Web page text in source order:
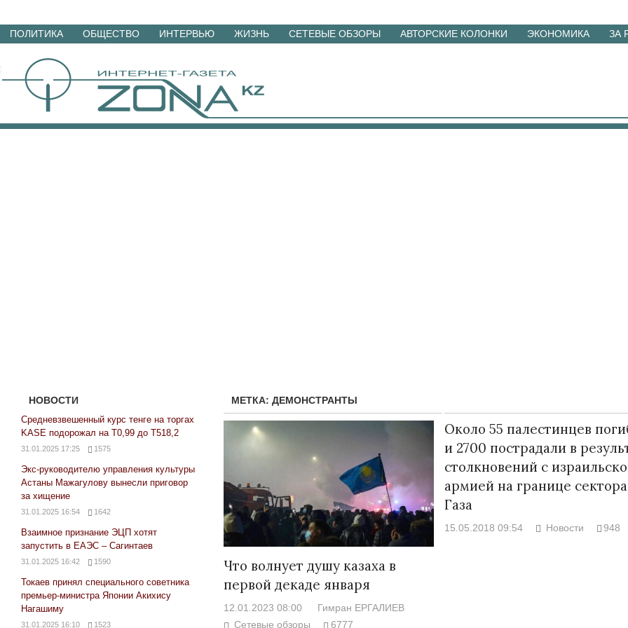
Перейти
материалам
ПОЛИТИКА ОБЩЕСТВО ИНТЕРВЬЮ ЖИЗНЬ СЕТЕВЫЕ ОБЗОРЫ АВТОРСКИЕ КОЛОНКИ ЭКОНОМИКА ЗА
МЕТКА:ДЕМОНСТРАНТЫ
Что волнует душу казаха в
первой декаде января
12.01.2023 08:00
Гимран ЕРГАЛИЕВ
Сетевые обзоры
6777
Около 55 палестинцев
и 2700 пострадали в
столкновений с
армией на границе сектора
Газа
15.05.2018 09:54 Новости 948
НОВОСТИ
Средневзвешенный курс тенге на торгах
KASE подорожал на Т0,99 до Т518,2
31.01.2025 17:25 1575
Экс-руководителю управления культуры
Астаны Мажагулову вынесли приговор
за хищение
31.01.2025 16:54 1642
Взаимное признание ЭЦП хотят
запустить в ЕАЭС – Сагинтаев
31.01.2025 16:42 1590
Токаев принял специального советника
премьер-министра Японии Акихису
Нагашиму
31.01.2025 16:10 1523
Народ выбрал свет
Странная